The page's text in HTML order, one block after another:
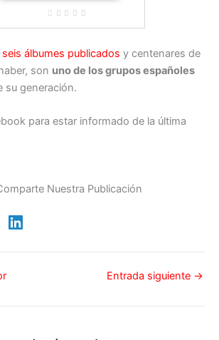
seis álbumes publicados y centenares de
son uno de los grupos españoles
su generación.
para estar informado de la última
Nuestra Publicación
Entrada siguiente →